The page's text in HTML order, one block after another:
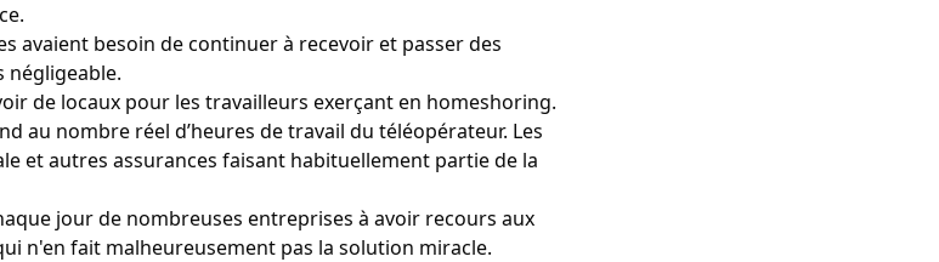
avaient besoin de continuer à recevoir et passer des
négligeable.
de locaux pour les travailleurs exerçant en homeshoring.
au nombre réel d’heures de travail du téléopérateur. Les
et autres assurances faisant habituellement partie de la
jour de nombreuses entreprises à avoir recours aux
n'en fait malheureusement pas la solution miracle.